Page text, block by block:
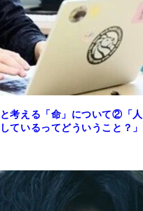
考える「命」について②「人
ているってどういうこと？」